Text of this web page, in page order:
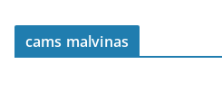
cams malvinas